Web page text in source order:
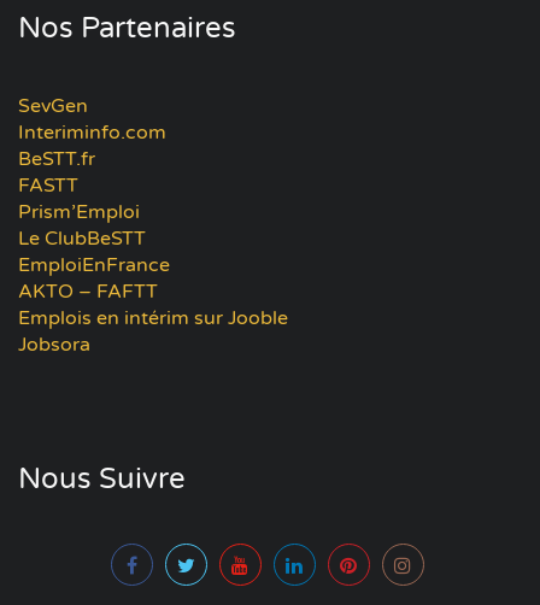
Nos Partenaires
SevGen
Interiminfo.com
BeSTT.fr
FASTT
Prism’Emploi
Le ClubBeSTT
EmploiEnFrance
AKTO – FAFTT
Emplois en intérim sur Jooble
Jobsora
Nous Suivre